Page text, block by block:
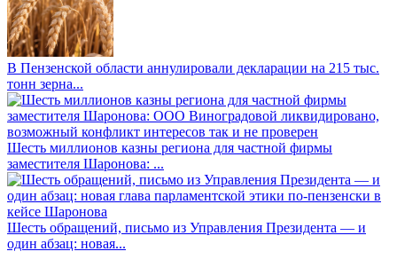
В Пензенской области аннулировали декларации на 215 тыс.
тонн зерна...
Шесть миллионов казны региона для частной фирмы
заместителя Шаронова: ...
Шесть обращений, письмо из Управления Президента — и
один абзац: новая...